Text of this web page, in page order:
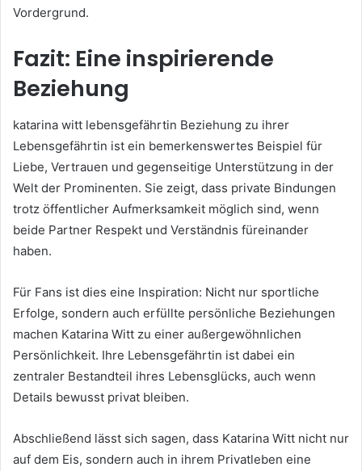
Vordergrund.
Fazit: Eine inspirierende
Beziehung
katarina witt lebensgefährtin Beziehung zu ihrer
Lebensgefährtin ist ein bemerkenswertes Beispiel für
Liebe, Vertrauen und gegenseitige Unterstützung in der
Welt der Prominenten. Sie zeigt, dass private Bindungen
trotz öffentlicher Aufmerksamkeit möglich sind, wenn
beide Partner Respekt und Verständnis füreinander
haben.
Für Fans ist dies eine Inspiration: Nicht nur sportliche
Erfolge, sondern auch erfüllte persönliche Beziehungen
machen Katarina Witt zu einer außergewöhnlichen
Persönlichkeit. Ihre Lebensgefährtin ist dabei ein
zentraler Bestandteil ihres Lebensglücks, auch wenn
Details bewusst privat bleiben.
Abschließend lässt sich sagen, dass Katarina Witt nicht nur
auf dem Eis, sondern auch in ihrem Privatleben eine